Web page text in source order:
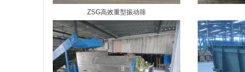
ZSG高效重型振动筛